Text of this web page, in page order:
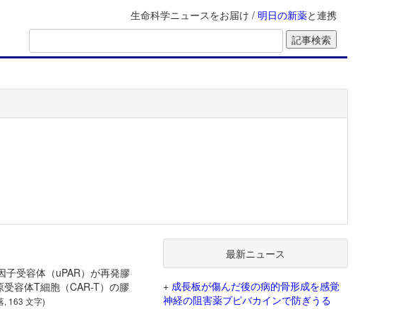
生命科学ニュースをお届け / 明日の新薬と連携
受容体（uPAR）が再発膠
容体T細胞（CAR-T）の膠
, 163 文字)
最新ニュース
+ 成長板が傷んだ後の病的骨形成を感覚
神経の阻害薬ブピバカインで防ぎうる